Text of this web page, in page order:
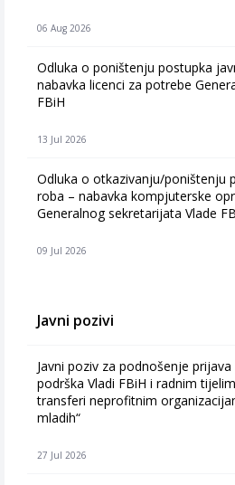
06 Aug 2026
Odluka o poništenju postupka
nabavka licenci za potrebe
FBiH
13 Jul 2026
Odluka o otkazivanju/poništenju
roba – nabavka kompjuterske
Generalnog sekretarijata Vlade
09 Jul 2026
Javni pozivi
Javni poziv za podnošenje
podrška Vladi FBiH i radnim
transferi neprofitnim
mladih“
27 Jul 2026